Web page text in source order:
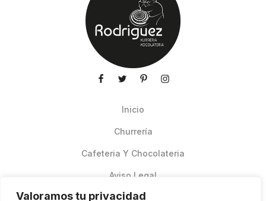
Valoramos tu privacidad
Inicio
Churrería
Cafeteria Y Chocolateria
Aviso Legal